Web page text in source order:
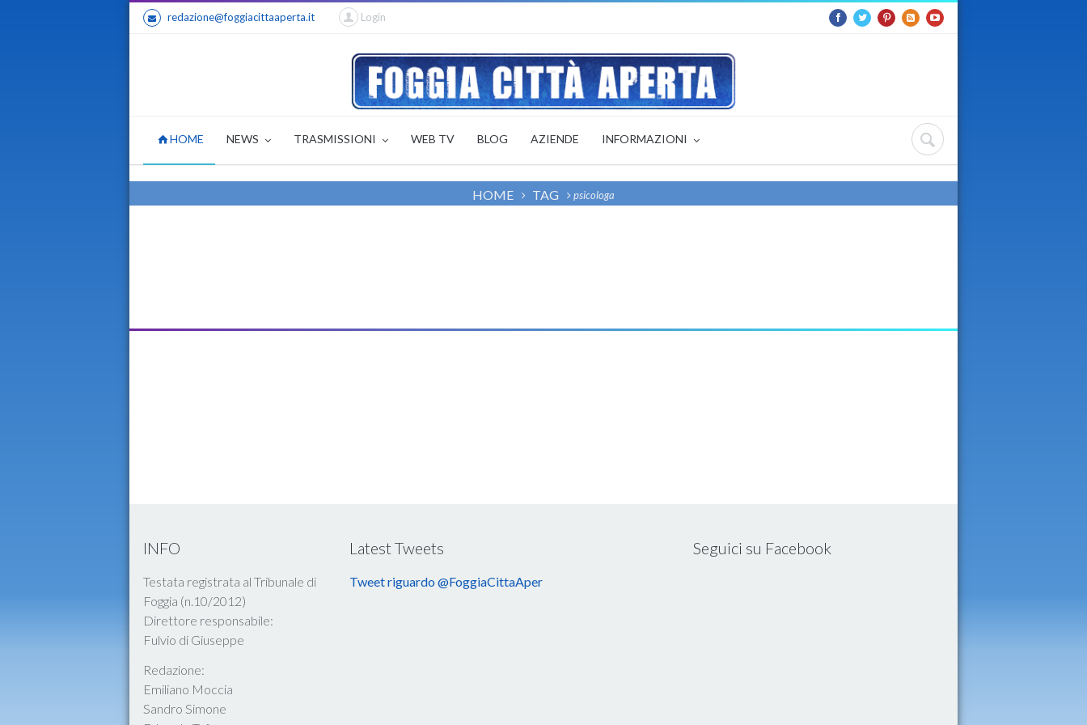
redazione@foggiacittaaperta.it Login
HOME NEWS TRASMISSIONI WEB TV BLOG AZIENDE INFORMAZIONI
HOME TAG psicologa
INFO
Testata registrata al Tribunale di
Foggia (n.10/2012)
Direttore responsabile:
Fulvio di Giuseppe
Redazione:
Emiliano Moccia
Sandro Simone
Latest Tweets
Tweet riguardo @FoggiaCittaAper
Seguici su Facebook